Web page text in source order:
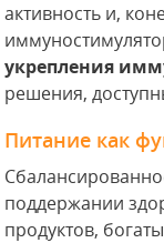
активность и,
укрепления
решения,
Питание как
поддержании
продуктов,